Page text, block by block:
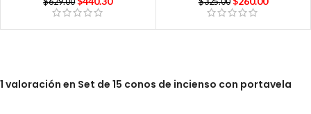
1 valoración en Set de 15 conos de incienso con portavela